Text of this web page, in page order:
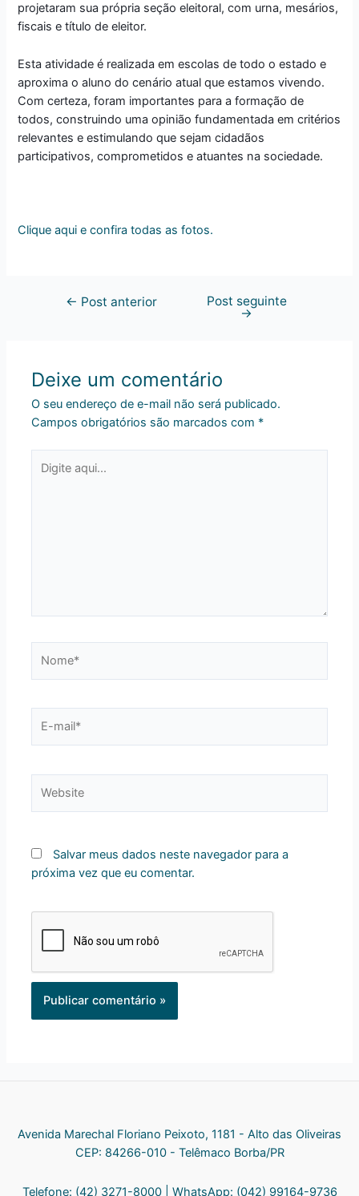
projetaram sua própria seção eleitoral, com urna, mesários,
fiscais e título de eleitor.
Esta atividade é realizada em escolas de todo o estado e
aproxima o aluno do cenário atual que estamos vivendo.
Com certeza, foram importantes para a formação de
todos, construindo uma opinião fundamentada em critérios
relevantes e estimulando que sejam cidadãos
participativos, comprometidos e atuantes na sociedade.
Clique aqui e confira todas as fotos.
← Post anterior Post seguinte
→
Deixe um comentário
O seu endereço de e-mail não será publicado.
Campos obrigatórios são marcados com *
aqui...
mail*
Salvar meus dados neste navegador para a
próxima vez que eu comentar.
Avenida Marechal Floriano Peixoto, 1181 - Alto das Oliveiras
CEP: 84266-010 - Telêmaco Borba/PR
Telefone: (42) 3271-8000 | WhatsApp: (042) 99164-9736